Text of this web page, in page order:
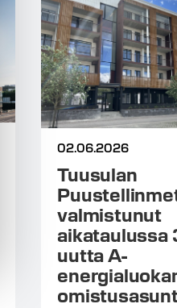
02.06.2026
Tuusulan
valmistunut
aikataulussa
uutta A-